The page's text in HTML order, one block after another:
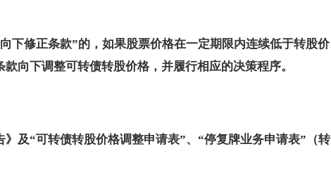
下修正条款”的，如果股票价格在一定期限内连续低于转股价
向下调整可转债转股价格，并履行相应的决策程序。
及“可转债转股价格调整申请表”、“停复牌业务申请表”（转